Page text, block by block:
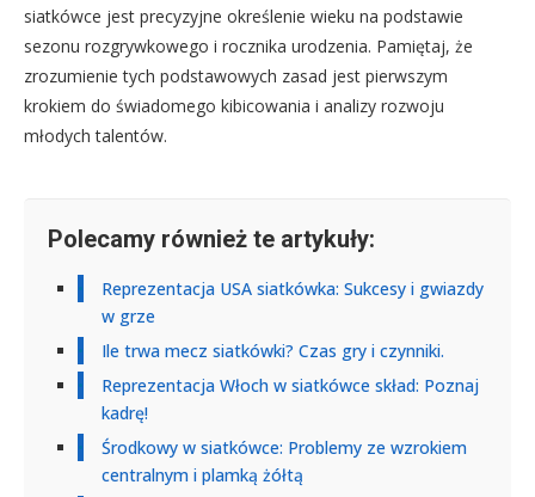
siatkówce jest precyzyjne określenie wieku na podstawie
sezonu rozgrywkowego i rocznika urodzenia. Pamiętaj, że
zrozumienie tych podstawowych zasad jest pierwszym
krokiem do świadomego kibicowania i analizy rozwoju
młodych talentów.
Polecamy również te artykuły:
Reprezentacja USA siatkówka: Sukcesy i gwiazdy
w grze
Ile trwa mecz siatkówki? Czas gry i czynniki.
Reprezentacja Włoch w siatkówce skład: Poznaj
kadrę!
Środkowy w siatkówce: Problemy ze wzrokiem
centralnym i plamką żółtą